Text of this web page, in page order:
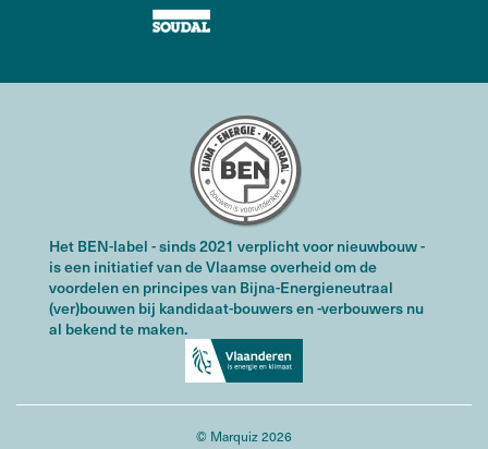
Het BEN-label - sinds 2021 verplicht voor nieuwbouw -
is een initiatief van de Vlaamse overheid om de
voordelen en principes van Bijna-Energieneutraal
(ver)bouwen bij kandidaat-bouwers en -verbouwers nu
al bekend te maken.
© Marquiz 2026